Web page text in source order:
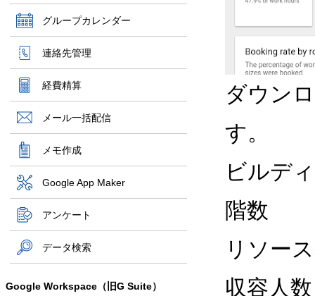
グループカレンダー
連絡先管理
経費精算
メール一括配信
メモ作成
Google App Maker
アンケート
データ検索
Google Workspace（旧G Suite）
ダウン
す。
ビルデ
階数
リソー
収容人数